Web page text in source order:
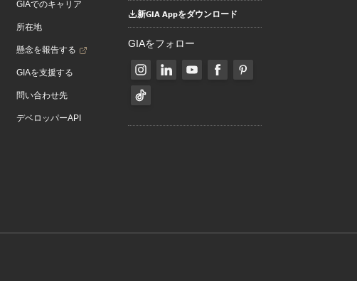
GIAでのキャリア
所在地
懸念を報告する
GIAを支援する
問い合わせ先
デベロッパーAPI
新GIA Appをダウンロード
GIAをフォロー